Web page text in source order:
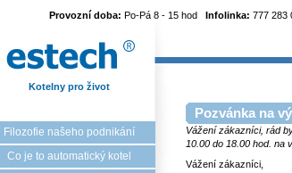
Provozní doba: Po-Pá 8 - 15 hod Infolinka: 777 283
Kotelny pro život
Filozofie našeho podnikání
Co je to automatický kotel
Pozvánka na
Vážení zákazníci, rád
10.00 do 18.00 hod. na
Vážení zákazníci,